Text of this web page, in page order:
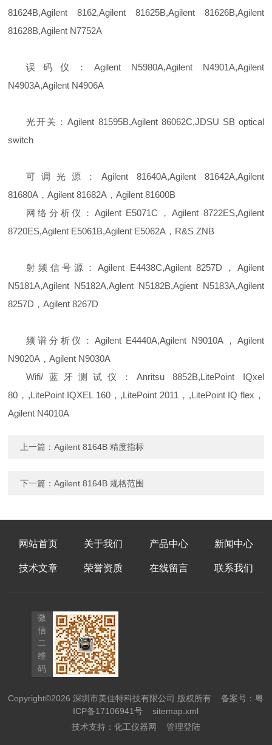
81624B,Agilent 8162,Agilent 81625B,Agilent 81626B,Agilent
81628B,Agilent N7752A
误码仪：Agilent N5980A,Agilent N4901A,Agilent
N4903A,Agilent N4906A
光开关：Agilent 81595B,Agilent 86062C,JDSU SB optical
switch
可调光源：Agilent 81640A,Agilent 81642A,Agilent
81680A，Agilent 81682A，Agilent 81600B
网络分析仪：Agilent E5071C，Agilent 8722ES,Agilent
8720ES,Agilent E5061B,Agilent E5062A，R&S ZNB
射频信号源：Agilent E4438C,Agilent 8257D，Agilent
N5181A,Agilent N5182A,Aglent N5182B,Agient N5183A,Agilent
8257D，Agilent 8267D
频谱分析仪：Agilent E4440A,Agilent N9010A，Agilent
N9020A，Agilent N9030A
Wifi/蓝牙测试仪：Anritsu 8852B,LitePoint IQxel
80，,LitePoint IQXEL 160，,LitePoint 2011，,LitePoint IQ flex，
Agilent N4010A
上一篇：Agilent 8164B 精度指标
下一篇：Agilent 8164B 规格范围
网站首页 关于我们 产品中心 新闻中心
技术文章 荣誉资质 在线留言 联系我们
微
信
二
维
码
Copyright©2026 深圳市美佳特科技有限公司 版权所有备案号：粤
ICP备17106941号
sitemap.xml
技术支持： 化工仪器网 管理登陆